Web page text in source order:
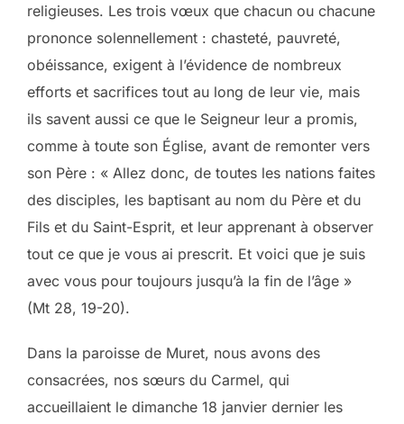
religieuses. Les trois vœux que chacun ou chacune
prononce solennellement : chasteté, pauvreté,
obéissance, exigent à l’évidence de nombreux
efforts et sacrifices tout au long de leur vie, mais
ils savent aussi ce que le Seigneur leur a promis,
comme à toute son Église, avant de remonter vers
son Père : « Allez donc, de toutes les nations faites
des disciples, les baptisant au nom du Père et du
Fils et du Saint-Esprit, et leur apprenant à observer
tout ce que je vous ai prescrit. Et voici que je suis
avec vous pour toujours jusqu’à la fin de l’âge »
(Mt 28, 19-20).
Dans la paroisse de Muret, nous avons des
consacrées, nos sœurs du Carmel, qui
accueillaient le dimanche 18 janvier dernier les